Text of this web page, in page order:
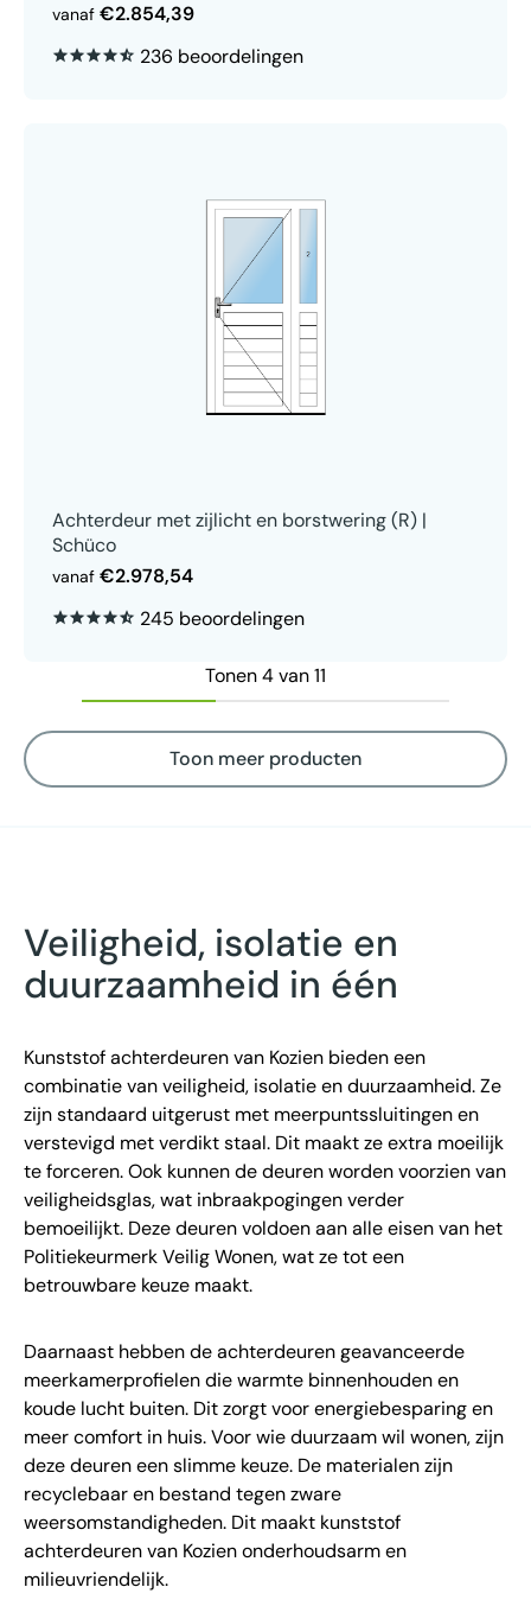
vanaf €2.854,39
236 beoordelingen
Achterdeur met zijlicht en borstwering (R) |
Schüco
vanaf €2.978,54
245 beoordelingen
Tonen 4 van 11
Toon meer producten
Veiligheid, isolatie en
duurzaamheid in één
Kunststof achterdeuren van Kozien bieden een
combinatie van veiligheid, isolatie en duurzaamheid. Ze
zijn standaard uitgerust met meerpuntssluitingen en
verstevigd met verdikt staal. Dit maakt ze extra moeilijk
te forceren. Ook kunnen de deuren worden voorzien van
veiligheidsglas, wat inbraakpogingen verder
bemoeilijkt. Deze deuren voldoen aan alle eisen van het
Politiekeurmerk Veilig Wonen, wat ze tot een
betrouwbare keuze maakt.
Daarnaast hebben de achterdeuren geavanceerde
meerkamerprofielen die warmte binnenhouden en
koude lucht buiten. Dit zorgt voor energiebesparing en
meer comfort in huis. Voor wie duurzaam wil wonen, zijn
deze deuren een slimme keuze. De materialen zijn
recyclebaar en bestand tegen zware
weersomstandigheden. Dit maakt kunststof
achterdeuren van Kozien onderhoudsarm en
milieuvriendelijk.